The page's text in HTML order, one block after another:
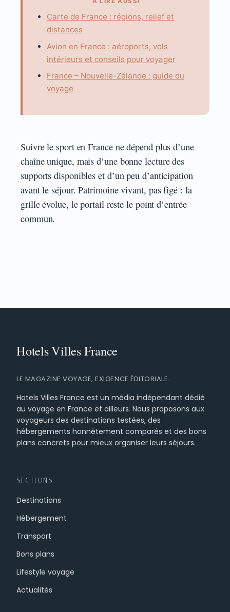
Carte de France : régions, relief et
distances
Avion en France : aéroports, vols
intérieurs et conseils pour voyager
France – Nouvelle-Zélande : guide du
voyage
Suivre le sport en France ne dépend plus d’une
chaîne unique, mais d’une bonne lecture des
supports disponibles et d’un peu d’anticipation
avant le séjour. Patrimoine vivant, pas figé : la
grille évolue, le portail reste le point d’entrée
commun.
LE MAGAZINE VOYAGE, EXIGENCE ÉDITORIALE.
Hotels Villes France est un média indépendant dédié
au voyage en France et ailleurs. Nous proposons aux
voyageurs des destinations testées, des
hébergements honnêtement comparés et des bons
plans concrets pour mieux organiser leurs séjours.
SECTIONS
Destinations
Hébergement
Transport
Bons plans
Lifestyle voyage
Actualités